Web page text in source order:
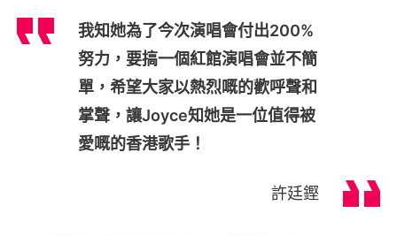
我知她為了今次演唱會付出200%
努力，要搞一個紅館演唱會並不簡
單，希望大家以熱烈嘅的歡呼聲和
掌聲，讓Joyce知她是一位值得被
愛嘅的香港歌手！
許廷鏗